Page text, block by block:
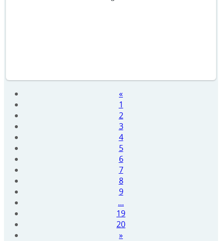
«
1
2
3
4
5
6
7
8
9
...
19
20
»